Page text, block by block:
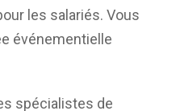
les salariés. Vous
événementielle
spécialistes de